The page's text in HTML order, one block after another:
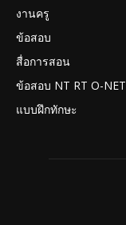
งานครู
ข้อสอบ
สื่อการสอน
ข้อสอบ NT RT O-NET
แบบฝึกทักษะ